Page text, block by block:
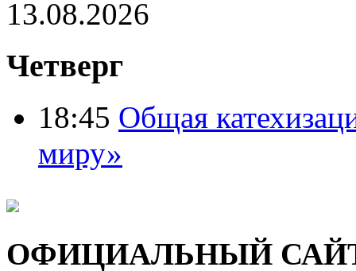
13.08.2026
Четверг
18:45 Общая
миру»
ОФИЦИАЛЬНЫЙ